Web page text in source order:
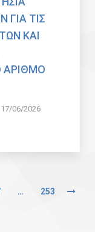
ΓΙΑ ΤΙΣ
ΚΑΙ
ΑΡΙΘΜΟ
17/06/2026
… 253